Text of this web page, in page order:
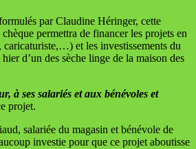
par Claudine Héringer, cette
permettra de financer les projets en
et les investissements du
d’un des sèche linge de la maison des
à ses salariés et aux bénévoles et
projet.
salariée du magasin et bénévole de
investie pour que ce projet aboutisse